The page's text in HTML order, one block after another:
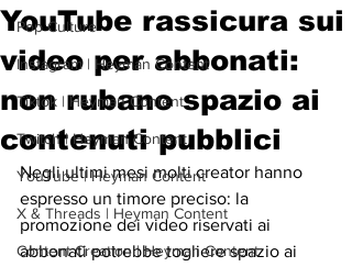
Pop Culture
Instagram | Heyman Content
Tiktok | Heyman Content
Twitch | Heyman Content
YouTube | Heyman Content
X & Threads | Heyman Content
Content Creation | Heyman Content
YouTube rassicura sui
video per abbonati:
non rubano spazio ai
contenuti pubblici
Negli ultimi mesi molti creator hanno
espresso un timore preciso: la
promozione dei video riservati ai
abbonati potrebbe togliere spazio ai